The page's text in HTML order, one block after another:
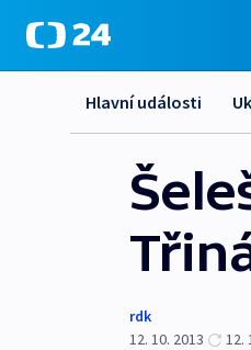
Hlavní události
rdk
12. 10. 2013
12.